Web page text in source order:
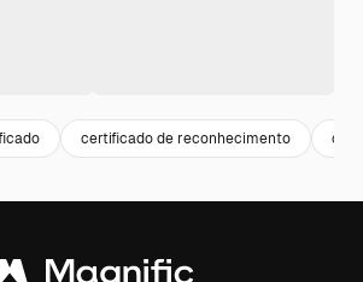
certificado de reconhecimento